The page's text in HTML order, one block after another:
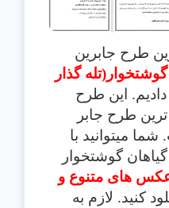
طرح جابرین
گذار
این طرح
طرح جابر
میتوانید با
گیاهان گوشتخوار
های متنوع و
کنید. لازم به